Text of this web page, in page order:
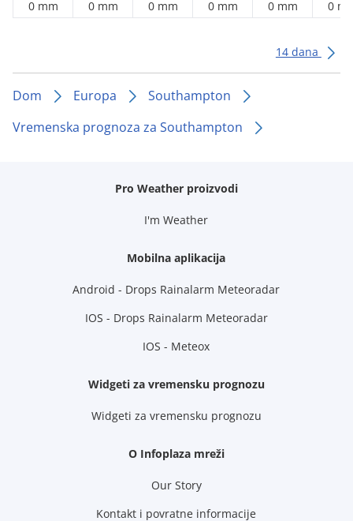
0 mm 0 mm 0 mm 0 mm 0 mm 0
14 dana
Dom Europa
Southampton
Vremenska prognoza za Southampton
Pro Weather proizvodi
I'm Weather
Mobilna aplikacija
Android - Drops Rainalarm Meteoradar
IOS - Drops Rainalarm Meteoradar
IOS - Meteox
Widgeti za vremensku prognozu
Widgeti za vremensku prognozu
O Infoplaza mreži
Our Story
Kontakt i povratne informacije